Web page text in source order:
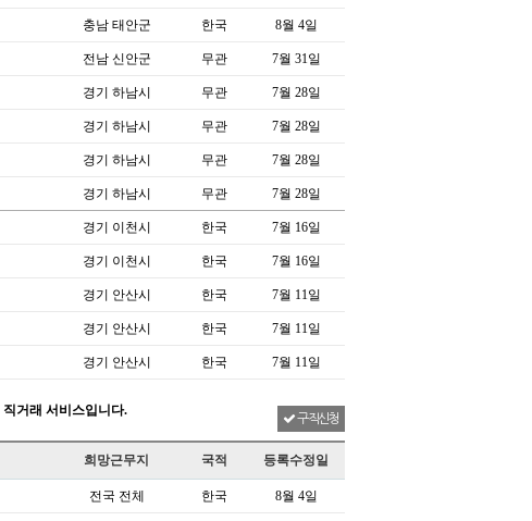
충남 태안군 한국 8월 4일
전남 신안군 무관 7월 31일
경기 하남시 무관 7월 28일
경기 하남시 무관 7월 28일
경기 하남시 무관 7월 28일
경기 하남시 무관 7월 28일
경기 이천시 한국 7월 16일
경기 이천시 한국 7월 16일
경기 안산시 한국 7월 11일
경기 안산시 한국 7월 11일
경기 안산시 한국 7월 11일
직거래 서비스입니다.
구직신청
희망근무지 국적 등록수정일
전국 전체 한국 8월 4일